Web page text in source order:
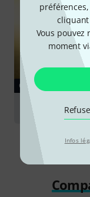
Vous pouvez
moment
Infos
GUIDES
Archets pour